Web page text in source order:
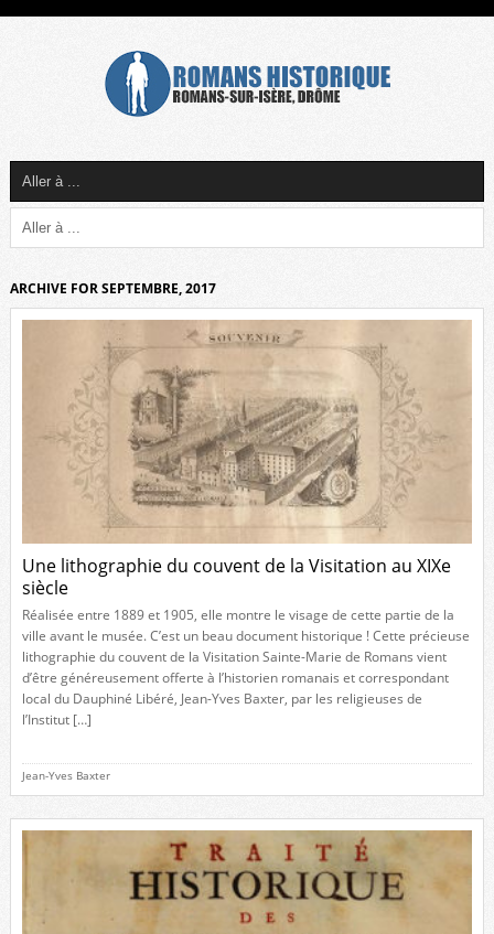
ARCHIVE FOR SEPTEMBRE, 2017
Une lithographie du couvent de la Visitation au XIXe
siècle
Réalisée entre 1889 et 1905, elle montre le visage de cette partie de la
ville avant le musée. C’est un beau document historique ! Cette précieuse
lithographie du couvent de la Visitation Sainte-Marie de Romans vient
d’être généreusement offerte à l’historien romanais et correspondant
local du Dauphiné Libéré, Jean-Yves Baxter, par les religieuses de
l’Institut […]
Jean-Yves Baxter